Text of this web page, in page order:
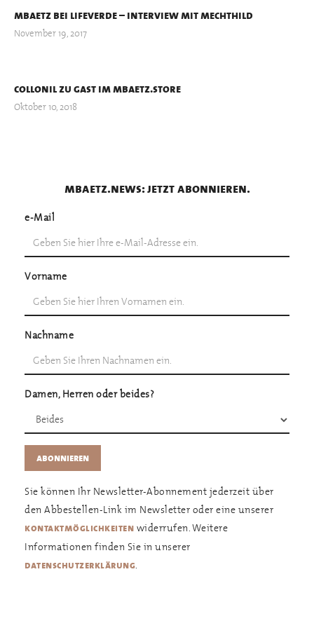
mbaetz bei lifeverde – interview mit mechthild
November 19, 2017
collonil zu gast im mbaetz.store
Oktober 10, 2018
mbaetz.news: jetzt abonnieren.
e-Mail
Vorname
Nachname
Damen, Herren oder beides?
Sie können Ihr Newsletter-Abonnement jederzeit über
den Abbestellen-Link im Newsletter oder eine unserer
kontaktmöglichkeiten widerrufen. Weitere
Informationen finden Sie in unserer
datenschutzerklärung.